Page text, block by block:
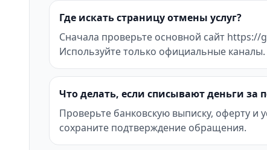
Где искать страницу отмены услуг?
Сначала проверьте основной сайт
Используйте только официальные каналы.
Что делать, если списывают деньги за
Проверьте банковскую выписку, оферту и
сохраните подтверждение обращения.